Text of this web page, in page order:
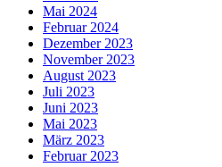
Mai 2024
Februar 2024
Dezember 2023
November 2023
August 2023
Juli 2023
Juni 2023
Mai 2023
März 2023
Februar 2023